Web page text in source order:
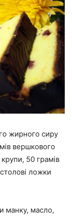
жирного сиру
вершкового
50 грамів
ложки
манку, масло,